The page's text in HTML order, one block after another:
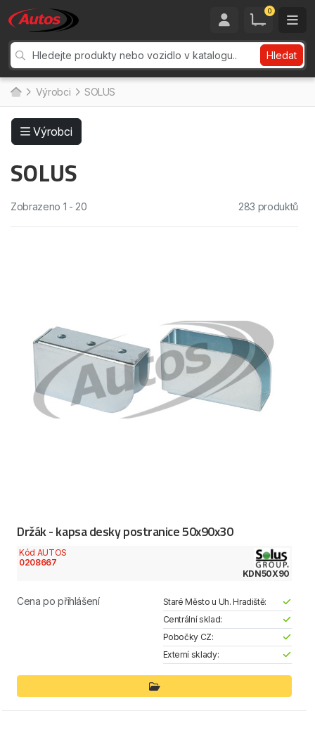
0
Hledat
Výrobci SOLUS
Výrobci
SOLUS
Zobrazeno 1 - 20 283 produktů
Držák - kapsa desky postranice 50x90x30
Kód AUTOS
0208667
KDN50X90
Cena po přihlášení
Staré Město u Uh. Hradiště:
Centrální sklad:
Pobočky CZ:
Externí sklady: